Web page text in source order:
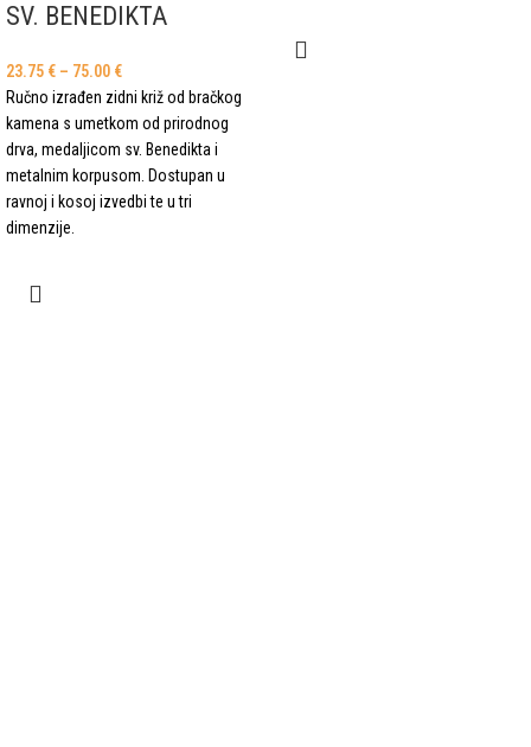
SV. BENEDIKTA
23.75 € – 75.00 €
Ručno izrađen zidni križ od bračkog
kamena s umetkom od prirodnog
drva, medaljicom sv. Benedikta i
metalnim korpusom. Dostupan u
ravnoj i kosoj izvedbi te u tri
dimenzije.